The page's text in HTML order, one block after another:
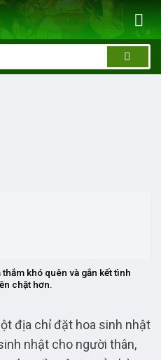
khó quên và gắn kết tình
chặt hơn.
địa chỉ đặt hoa sinh nhật
nhật cho người thân,